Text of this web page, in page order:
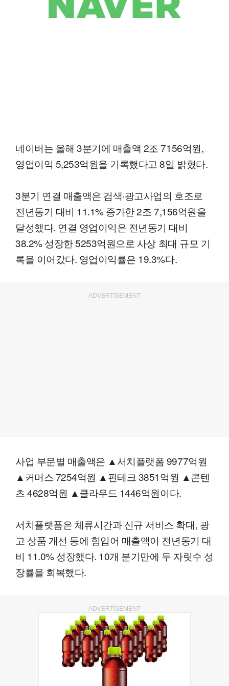
네이버는 올해 3분기에 매출액 2조 7156억원,
영업이익 5,253억원을 기록했다고 8일 밝혔다.
3분기 연결 매출액은 검색·광고사업의 호조로
전년동기 대비 11.1% 증가한 2조 7,156억원을
달성했다. 연결 영업이익은 전년동기 대비
38.2% 성장한 5253억원으로 사상 최대 규모 기
록을 이어갔다. 영업이익률은 19.3%다.
ADVERTISEMENT
사업 부문별 매출액은 ▲서치플랫폼 9977억원
▲커머스 7254억원 ▲핀테크 3851억원 ▲콘텐
츠 4628억원 ▲클라우드 1446억원이다.
서치플랫폼은 체류시간과 신규 서비스 확대, 광
고 상품 개선 등에 힘입어 매출액이 전년동기 대
비 11.0% 성장했다. 10개 분기만에 두 자릿수 성
장률을 회복했다.
ADVERTISEMENT